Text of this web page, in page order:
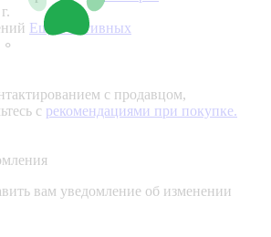
Еще 3 активных
с продавцом,
с рекомендациями при покупке.
вам уведомление об изменении